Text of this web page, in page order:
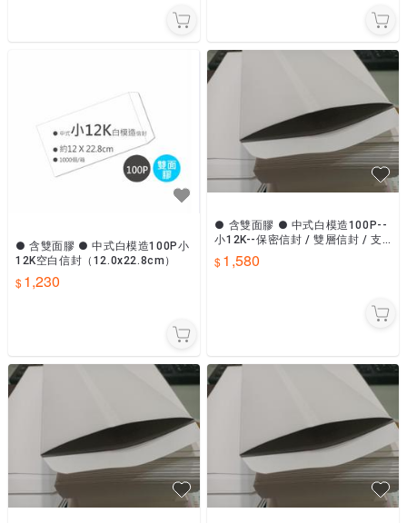
● 含雙面膠 ● 中式白模造100P小
12K空白信封（12.0x22.8cm）
1,230
● 含雙面膠 ● 中式白模造100P--
小12K--保密信封 / 雙層信封 / 支
票專用〈約12.0 X 22.8cm〉
1,580